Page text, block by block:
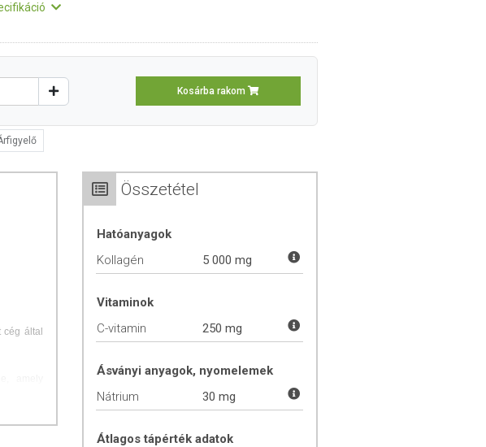
Kosárba rakom
által
Összetétel
Hatóanyagok
Kollagén
5 000 mg
Vitaminok
C-vitamin
250 mg
Ásványi anyagok, nyomelemek
Nátrium
30 mg
Átlagos tápérték adatok